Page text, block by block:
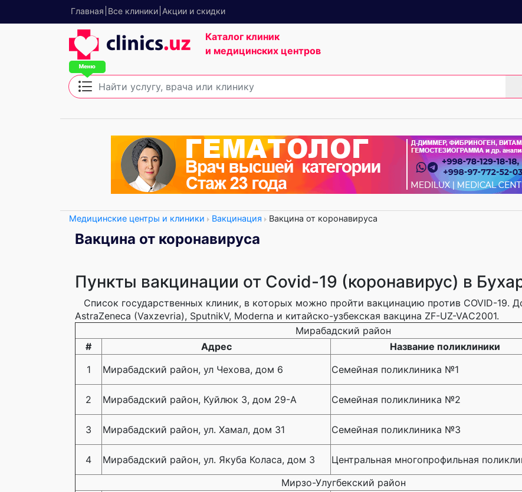
Главная Все клиники Акции и скидки
Каталог клиник
и медицинских центров
Медицинские центры и клиники Вакцинация Вакцина от коронавируса
Вакцина от коронавируса
Пункты вакцинации от Covid-19 (коронавирус) в
Список государственных клиник, в которых можно пройти вакцинацию против COVID-19.
AstraZeneca (Vaxzevria), SputnikV, Moderna и китайско-узбекская вакцина ZF-UZ-VAС2001.
Мирабадский район
#
Адрес Название поликлиники
1
Мирабадский район, ул Чехова, дом 6 Семейная поликлиника №1
2
Мирабадский район, Куйлюк 3, дом 29-А Семейная поликлиника №2
3
Мирабадский район, ул. Хамал, дом 31 Семейная поликлиника №3
4
Мирабадский район, ул. Якуба Коласа, дом 3 Центральная многопрофильная
Мирзо-Улугбекский район